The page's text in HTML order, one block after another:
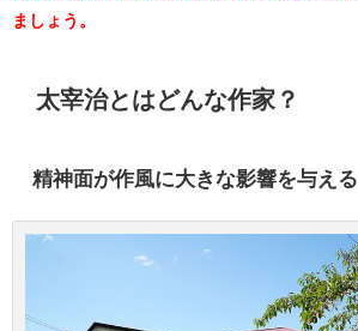
ましょう。
太宰治とはどんな作家？
精神面が作風に大きな影響を与える